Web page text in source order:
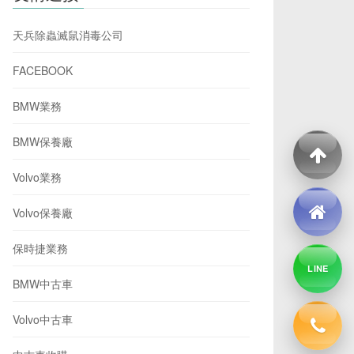
天兵除蟲滅鼠消毒公司
FACEBOOK
BMW業務
BMW保養廠
Volvo業務
Volvo保養廠
保時捷業務
BMW中古車
Volvo中古車
LINE